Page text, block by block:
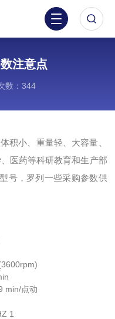
注意点
数：344
积小、重量轻、大容量、
医药等科研教育和生产部
号，罗列一些采购参数供
点动
1